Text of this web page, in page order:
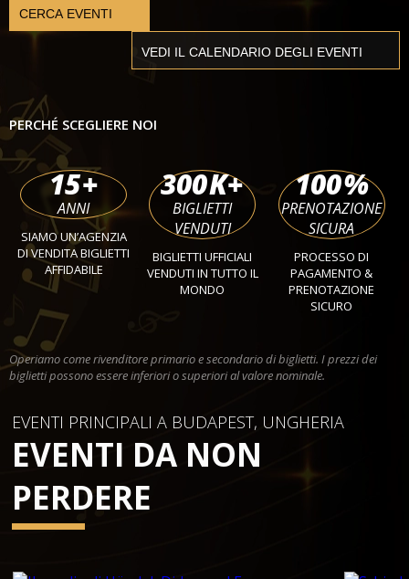
PERCHÉ SCEGLIERE NOI
15+
ANNI
SIAMO UN’AGENZIA
DI VENDITA BIGLIETTI
AFFIDABILE
300K+
BIGLIETTI
VENDUTI
BIGLIETTI UFFICIALI
VENDUTI IN TUTTO IL
MONDO
100%
PRENOTAZIONE
SICURA
PROCESSO DI
PAGAMENTO &
PRENOTAZIONE
SICURO
Operiamo come rivenditore primario e secondario di biglietti. I prezzi dei
biglietti possono essere inferiori o superiori al valore nominale.
EVENTI PRINCIPALI A BUDAPEST, UNGHERIA
EVENTI DA NON
PERDERE